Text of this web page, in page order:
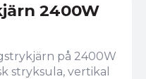
2400W
på 2400W
stryksula, vertikal